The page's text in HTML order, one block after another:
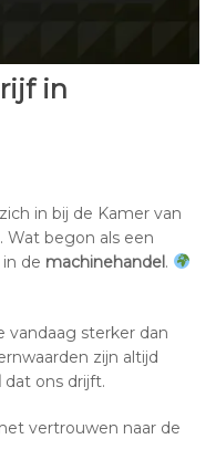
in
in bij de Kamer van
begon als een
de machinehandel.
vandaag sterker dan
zijn altijd
dat ons drijft.
vertrouwen naar de